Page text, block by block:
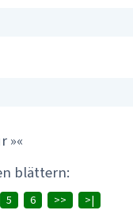
»«
blättern:
5 6 >> >|